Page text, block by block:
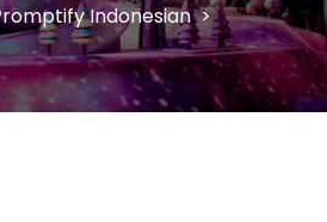
Indonesian